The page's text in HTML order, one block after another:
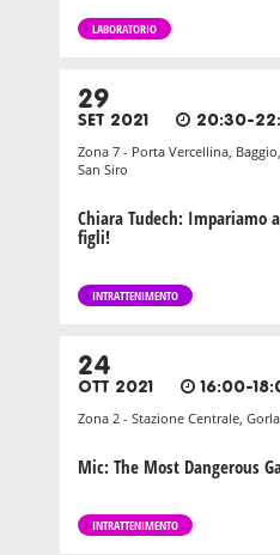
LABORATORIO
29
SET 2021 20:30-
Zona 7 - Porta Vercellina,
San Siro
Chiara Tudech: Impariamo
figli!
INTRATTENIMENTO
24
OTT 2021 16:00-
Zona 2 - Stazione Centrale,
Mic: The Most Dangerous
INTRATTENIMENTO